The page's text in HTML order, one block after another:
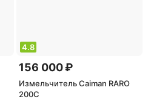
4.8
156 000 ₽
Измельчитель Caiman RARO
200C